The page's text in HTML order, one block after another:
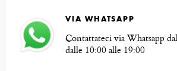
VIA WHATSAPP
Contattateci via Whatsapp
dalle 10:00 alle 19:00